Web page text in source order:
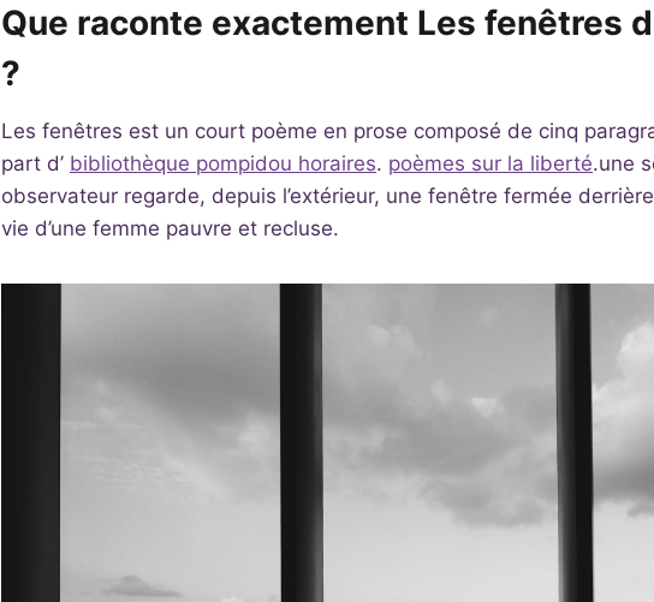
Que raconte exactement Les fenêtres
?
Les fenêtres est un court poème en prose composé de cinq
part d’ bibliothèque pompidou horaires. poèmes sur la liberté.une
observateur regarde, depuis l’extérieur, une fenêtre fermée
vie d’une femme pauvre et recluse.